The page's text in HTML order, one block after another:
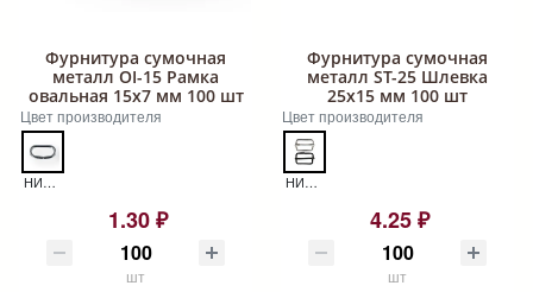
Фурнитура сумочная
металл OI-15 Рамка
овальная 15х7 мм 100 шт
Цвет производителя
НИКЕЛЬ OI-15 РАМКА
1.30 ₽
шт
Фурнитура сумочная
металл ST-25 Шлевка
25х15 мм 100 шт
Цвет производителя
НИКЕЛЬ ST-25 ШЛЕВКА
4.25 ₽
шт